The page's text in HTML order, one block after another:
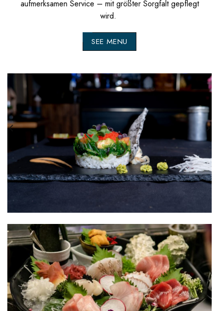
aufmerksamen Service – mit größter Sorgfalt gepflegt
wird.
SEE MENU